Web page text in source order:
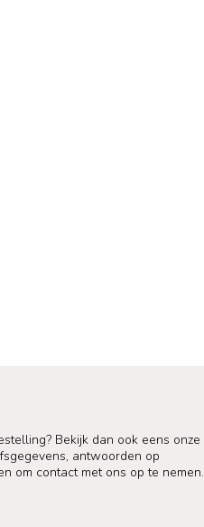
Bekijk dan ook eens onze
antwoorden op
om contact met ons op te nemen.